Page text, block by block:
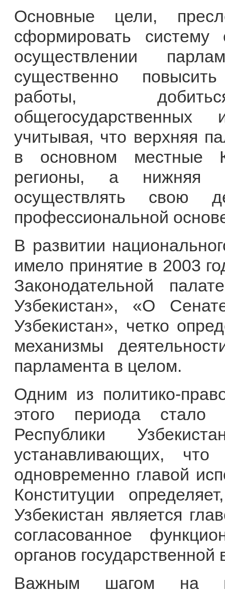
Основные цели,
сформировать
осуществлении
существенно
работы,
учитывая, что верхняя
в основном местные
регионы, а нижняя
осуществлять свою
профессиональной
В развитии
имело принятие в 2003
Законодательной
Узбекистан», «О
Узбекистан», четко
механизмы
парламента в целом.
Одним из политико-
этого периода стало
Республики
устанавливающих,
одновременно главой
Конституции
Узбекистан является
согласованное
органов государственной
Важным шагом на